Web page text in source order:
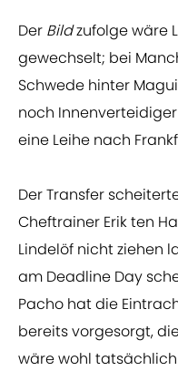
Der Bildzufolge wäre
gewechselt; bei
Schwede hinter
noch
eine Leihe nach
Der Transfer
Cheftrainer Erik ten
Lindelöf nicht ziehen
am Deadline Day
Pacho hat die
bereits vorgesorgt,
wäre wohl